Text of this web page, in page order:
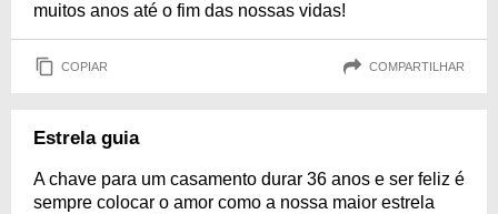
muitos anos até o fim das nossas vidas!
COPIAR COMPARTILHAR
Estrela guia
A chave para um casamento durar 36 anos e ser feliz é
sempre colocar o amor como a nossa maior estrela